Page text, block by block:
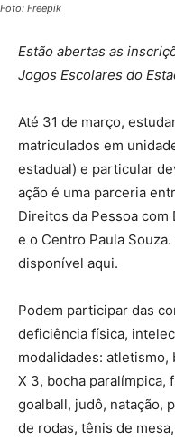
Foto: Freepik
Estão abertas as
Jogos Escolares do
Até 31 de março,
matriculados em
estadual) e particular
ação é uma parceria
Direitos da Pessoa com
e o Centro Paula
disponível aqui.
Podem participar das
deficiência física,
modalidades: atletismo,
X 3, bocha paralímpica,
goalball, judô, natação,
de rodas, tênis de